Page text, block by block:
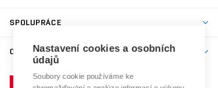
Celoživotní vzdělávání
E-přihláška
Harmonogram akademického roku
Závěrečné práce
Doktorské studium
Zpracování osobních údajů studentů
Sociální bezpečí
Studium bez bariér
Podpora podnikání
Mezinárodní vědecká rada
Systém zajišťování kvality výzkumu
Výzkumné infrastruktury
SPOLUPRÁCE
Firemní spolupráce
Zahraniční spolupráce
Spolupráce se školami
O UNIVERZITĚ
Profil univerzity
Nastavení cookies a osobních
údajů
Soubory cookie používáme ke